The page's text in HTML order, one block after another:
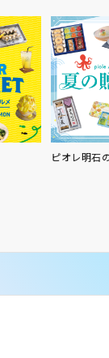
ピオレ明石